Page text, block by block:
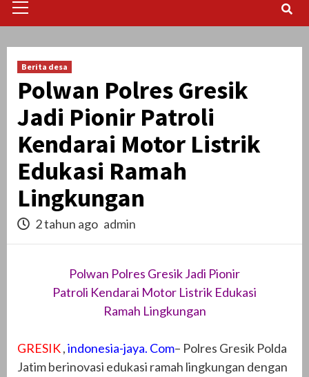
Menu
Berita desa
Polwan Polres Gresik
Jadi Pionir Patroli
Kendarai Motor Listrik
Edukasi Ramah
Lingkungan
2 tahun ago admin
Polwan Polres Gresik Jadi Pionir
Patroli Kendarai Motor Listrik Edukasi
Ramah Lingkungan
GRESIK,indonesia-jaya. Com– Polres Gresik Polda
Jatim berinovasi edukasi ramah lingkungan dengan